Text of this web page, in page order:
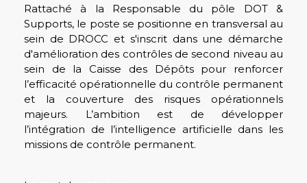
Rattaché à la Responsable du pôle DOT &
Supports, le poste se positionne en transversal au
sein de DROCC et s'inscrit dans une démarche
d'amélioration des contrôles de second niveau au
sein de la Caisse des Dépôts pour renforcer
l’efficacité opérationnelle du contrôle permanent
et la couverture des risques opérationnels
majeurs. L’ambition est de développer
l’intégration de l’intelligence artificielle dans les
missions de contrôle permanent.